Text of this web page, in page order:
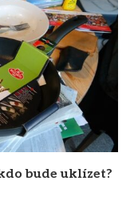
bude uklízet?